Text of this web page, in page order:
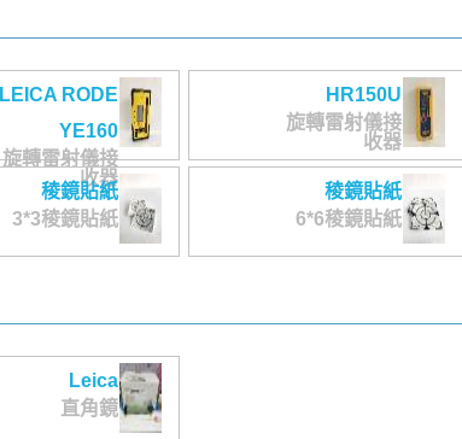
LEICA RODE
YE160
旋轉雷射儀接
收器
HR150U
旋轉雷射儀接
收器
稜鏡貼紙
3*3稜鏡貼紙
稜鏡貼紙
6*6稜鏡貼紙
Leica
直角鏡